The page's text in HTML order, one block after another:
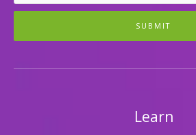
SUBMIT
Learn